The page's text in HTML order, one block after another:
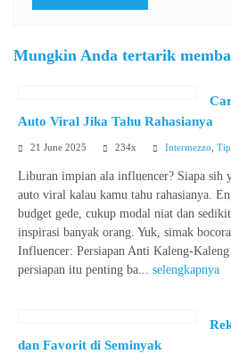
Mungkin Anda tertarik
Auto Viral Jika Tahu Rahasianya
21 June 2025 234x Intermezzo
Liburan impian ala influencer? Siapa sih
auto viral kalau kamu tahu rahasianya.
budget gede, cukup modal niat dan
inspirasi banyak orang. Yuk, simak
Influencer: Persiapan Anti Kaleng-
persiapan itu penting ba... selengkapnya
dan Favorit di Seminyak